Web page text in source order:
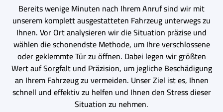
Bereits wenige Minuten nach Ihrem Anruf sind wir mit
unserem komplett ausgestatteten Fahrzeug unterwegs zu
Ihnen. Vor Ort analysieren wir die Situation präzise und
wählen die schonendste Methode, um Ihre verschlossene
oder geklemmte Tür zu öffnen. Dabei legen wir größten
Wert auf Sorgfalt und Präzision, um jegliche Beschädigung
an Ihrem Fahrzeug zu vermeiden. Unser Ziel ist es, Ihnen
schnell und effektiv zu helfen und Ihnen den Stress dieser
Situation zu nehmen.